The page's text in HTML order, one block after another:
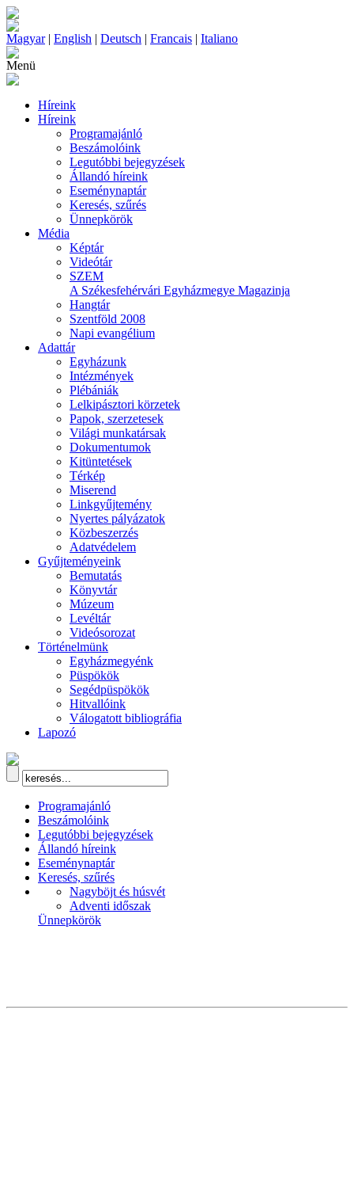
Magyar| English | Deutsch | Francais | Italiano
Menü
Híreink
Híreink
Programajánló
Beszámolóink
Legutóbbi bejegyzések
Állandó híreink
Eseménynaptár
Keresés, szűrés
Ünnepkörök
Média
Képtár
Videótár
SZEM
A Székesfehérvári Egyházmegye Magazinja
Hangtár
Szentföld 2008
Napi evangélium
Adattár
Egyházunk
Intézmények
Plébániák
Lelkipásztori körzetek
Papok, szerzetesek
Világi munkatársak
Dokumentumok
Kitüntetések
Térkép
Miserend
Linkgyűjtemény
Nyertes pályázatok
Közbeszerzés
Adatvédelem
Gyűjteményeink
Bemutatás
Könyvtár
Múzeum
Levéltár
Videósorozat
Történelmünk
Egyházmegyénk
Püspökök
Segédpüspökök
Hitvallóink
Válogatott bibliográfia
Lapozó
Programajánló
Beszámolóink
Legutóbbi bejegyzések
Állandó híreink
Eseménynaptár
Keresés, szűrés
Nagyböjt és húsvét
Adventi időszak
Ünnepkörök